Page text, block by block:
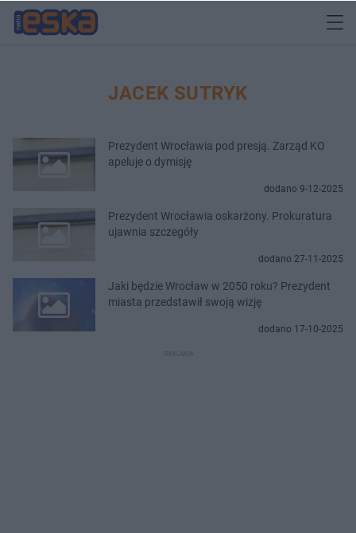
JACEK SUTRYK
Prezydent Wrocławia pod presją. Zarząd KO
apeluje o dymisję
dodano 9-12-2025
Prezydent Wrocławia oskarżony. Prokuratura
ujawnia szczegóły
dodano 27-11-2025
Jaki będzie Wrocław w 2050 roku? Prezydent
miasta przedstawił swoją wizję
dodano 17-10-2025